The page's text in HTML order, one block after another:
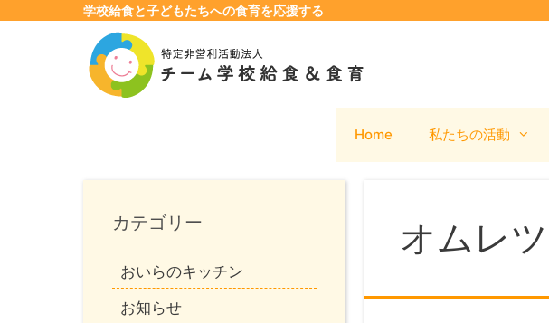
学校給食と子どもたちへの食育を応援する
Home 私たちの活動
オムレツ
カテゴリー
おいらのキッチン
お知らせ